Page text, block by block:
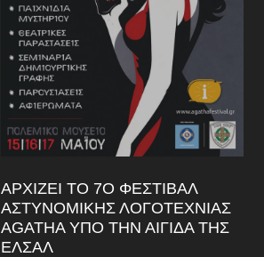
ΑΡΧΊΖΕΙ ΤΟ 7Ο ΦΕΣΤΙΒΆΛ
ΑΣΤΥΝΟΜΙΚΉΣ ΛΟΓΟΤΕΧΝΊΑΣ
AGATHA ΥΠΌ ΤΗΝ ΑΙΓΊΔΑ ΤΗΣ
ΕΛΣΑΛ